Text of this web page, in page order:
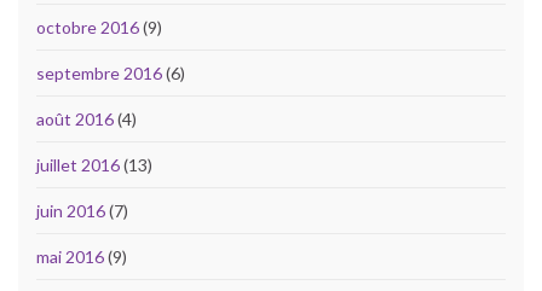
octobre 2016(9)
septembre 2016(6)
août 2016(4)
juillet 2016(13)
juin 2016(7)
mai 2016(9)